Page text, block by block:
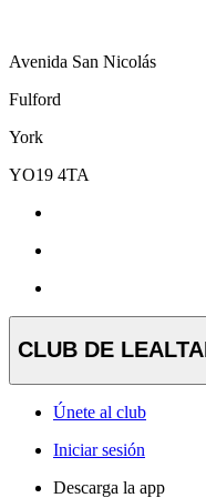
Avenida San Nicolás
Fulford
York
YO19 4TA
CLUB DE
Únete al club
Iniciar sesión
Descarga la app